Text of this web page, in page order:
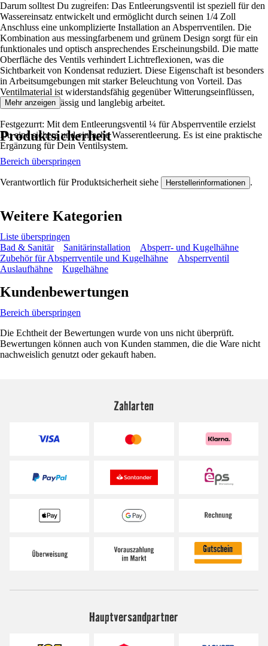
Darum solltest Du zugreifen: Das Entleerungsventil ist speziell für den
Wassereinsatz entwickelt und ermöglicht durch seinen 1/4 Zoll
Anschluss eine unkomplizierte Installation an Absperrventilen. Die
Kombination aus messingfarbenem und grünem Design sorgt für ein
funktionales und optisch ansprechendes Erscheinungsbild. Die matte
Oberfläche des Ventils verhindert Lichtreflexionen, was die
Sichtbarkeit von Kondensat reduziert. Diese Eigenschaft ist besonders
in Arbeitsumgebungen mit starker Beleuchtung von Vorteil. Das
Ventilmaterial ist widerstandsfähig gegenüber Witterungseinflüssen,
sodass es zuverlässig und langlebig arbeitet.
Festgezurrt: Mit dem Entleerungsventil ¼ für Absperrventile erzielst
Du eine sichere und einfache Wasserentleerung. Es ist eine praktische
Ergänzung für Dein Ventilsystem.
Mehr anzeigen
Produktsicherheit
Bereich überspringen
Verantwortlich für Produktsicherheit siehe Herstellerinformationen .
Weitere Kategorien
Liste überspringen
Bad & Sanitär
Sanitärinstallation
Absperr- und Kugelhähne
Zubehör für Absperrventile und Kugelhähne
Absperrventil
Auslaufhähne
Kugelhähne
Kundenbewertungen
Bereich überspringen
Die Echtheit der Bewertungen wurde von uns nicht überprüft.
Bewertungen können auch von Kunden stammen, die die Ware nicht
nachweislich genutzt oder gekauft haben.
Zahlarten
Hauptversandpartner